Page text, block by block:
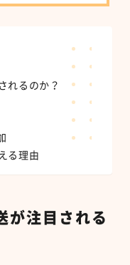
れるのか？
る理由
が注目される